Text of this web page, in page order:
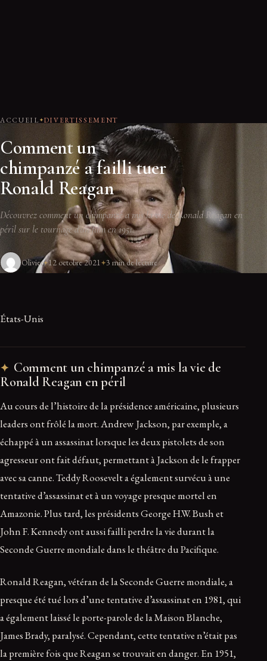
ACCUEIL DIVERTISSEMENT
Comment un
chimpanzé a failli tuer
Ronald Reagan
Découvrez comment un chimpanzé a mis la vie de Ronald Reagan en
péril sur le tournage d'un film en 1951.
Olivier 12 octobre 2021 3 min de lecture
États-Unis
Comment un chimpanzé a mis la vie de
Ronald Reagan en péril
Au cours de l’histoire de la présidence américaine, plusieurs
leaders ont frôlé la mort. Andrew Jackson, par exemple, a
échappé à un assassinat lorsque les deux pistolets de son
agresseur ont fait défaut, permettant à Jackson de le frapper
avec sa canne. Teddy Roosevelt a également survécu à une
tentative d’assassinat et à un voyage presque mortel en
Amazonie. Plus tard, les présidents George H.W. Bush et
John F. Kennedy ont aussi failli perdre la vie durant la
Seconde Guerre mondiale dans le théâtre du Pacifique.
Ronald Reagan, vétéran de la Seconde Guerre mondiale, a
presque été tué lors d’une tentative d’assassinat en 1981, qui
a également laissé le porte-parole de la Maison Blanche,
James Brady, paralysé. Cependant, cette tentative n’était pas
la première fois que Reagan se trouvait en danger. En 1951,